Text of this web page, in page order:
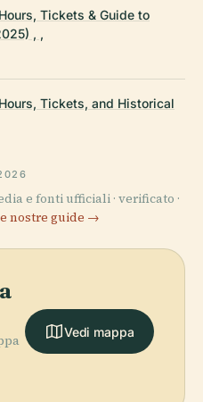
Tickets & Guide to
, ,
Tickets, and Historical
e fonti ufficiali · verificato ·
nostre guide →
Vedi mappa